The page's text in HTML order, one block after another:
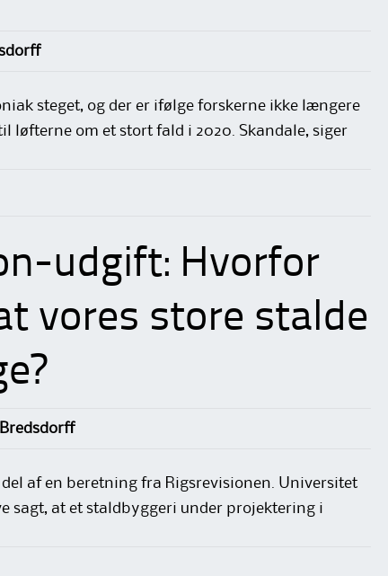
steget, og der er ifølge forskerne ikke længere
løfterne om et stort fald i 2020. Skandale, siger
udgift: Hvorfor
vores store stalde
del af en beretning fra Rigsrevisionen. Universitet
sagt, at et staldbyggeri under projektering i